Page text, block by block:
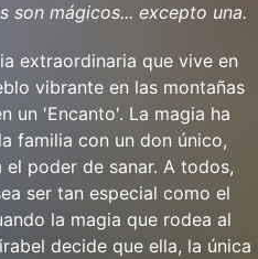
son mágicos... excepto una.
extraordinaria que vive en
vibrante en las montañas
un 'Encanto'. La magia ha
familia con un don único,
poder de sanar. A todos,
ser tan especial como el
la magia que rodea al
decide que ella, la única